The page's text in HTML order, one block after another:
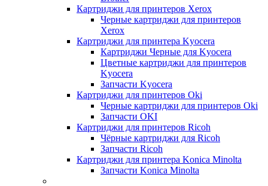
Картриджи для принтеров Xerox
Черные картриджи для принтеров
Xerox
Картриджи для принтера Kyocera
Картриджи Черные для Kyocera
Цветные картриджи для принтеров
Kyocera
Запчасти Kyocera
Картриджи для принтеров Oki
Черные картриджи для принтеров Oki
Запчасти OKI
Картриджи для принтеров Ricoh
Чёрные картриджи для Ricoh
Запчасти Ricoh
Картриджи для принтера Konica Minolta
Запчасти Koniсa Minolta